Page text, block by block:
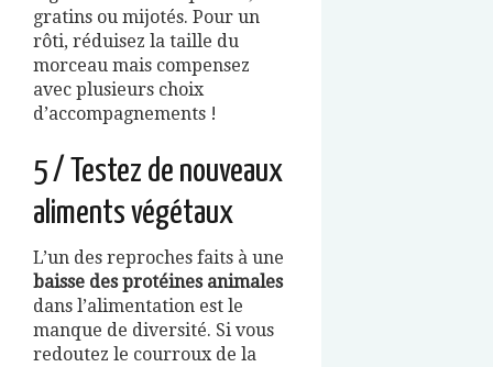
gratins ou mijotés. Pour un
rôti, réduisez la taille du
morceau mais compensez
avec plusieurs choix
d’accompagnements !
5 / Testez de nouveaux
aliments végétaux
L’un des reproches faits à une
baisse des protéines animales
dans l’alimentation est le
manque de diversité. Si vous
redoutez le courroux de la